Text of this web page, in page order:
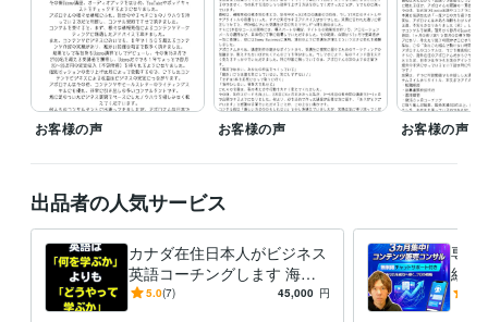
コンテンツビジネス
電子書籍出版 kindle出版
コンテンツ販売
YouTube
Webマーケティング
ライティング・翻訳 英語・英会話
英語
語学力
英語 ビジネスレベル
お客様の声 お客様の声 お客様の声
出品者の人気サービス
カナダ在住日本人がビジネス
英語コーチングします 海外
３か国で10年以上就労経験。
5.0(7) 45,000 円
専門
組み
ライ